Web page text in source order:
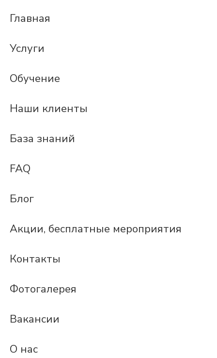
Главная
Услуги
Обучение
Наши клиенты
База знаний
FAQ
Блог
Акции, бесплатные мероприятия
Контакты
Фотогалерея
Вакансии
О нас